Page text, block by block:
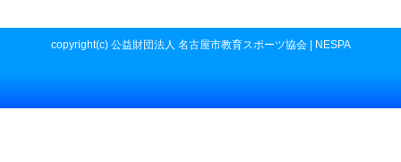
copyright(c) 公益財団法人 名古屋市教育スポーツ協会 | NESPA